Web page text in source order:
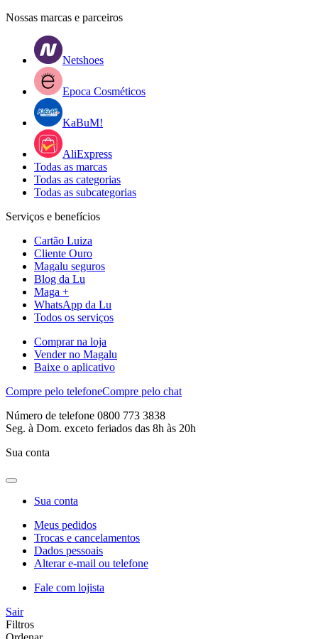
Nossas marcas e parceiros
Netshoes
Epoca Cosméticos
KaBuM!
AliExpress
Todas as marcas
Todas as categorias
Todas as subcategorias
Serviços e benefícios
Cartão Luiza
Cliente Ouro
Magalu seguros
Blog da Lu
Maga +
WhatsApp da Lu
Todos os serviços
Comprar na loja
Vender no Magalu
Baixe o aplicativo
Compre pelo telefoneCompre pelo chat
Número de telefone 0800 773 3838
Seg. à Dom. exceto feriados das 8h às 20h
Sua conta
Sua conta
Meus pedidos
Trocas e cancelamentos
Dados pessoais
Alterar e-mail ou telefone
Fale com lojista
Sair
Filtros